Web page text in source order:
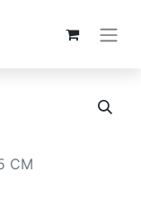
CM